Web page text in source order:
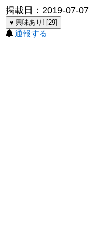
掲載日：2019-07-07
♥ 興味あり! [29]
通報する